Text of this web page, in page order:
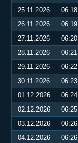
25.11.2026
06:18
26.11.2026
06:19
27.11.2026
06:20
28.11.2026
06:21
29.11.2026
06:22
30.11.2026
06:23
01.12.2026
06:24
02.12.2026
06:25
03.12.2026
06:26
04.12.2026
06:26